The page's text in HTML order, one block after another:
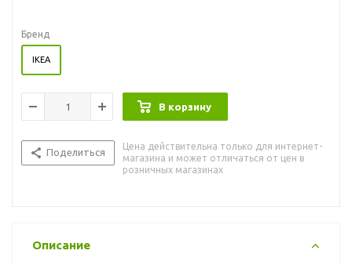
Бренд
IKEA
В корзину
Поделиться
Цена действительна только для интернет-
магазина и может отличаться от цен в
розничных магазинах
Описание